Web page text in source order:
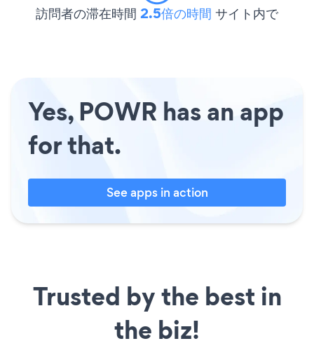
訪問者の滞在時間 2.5倍の時間 サイト内で
Yes, POWR has an app
for that.
See apps in action
Trusted by the best in
the biz!